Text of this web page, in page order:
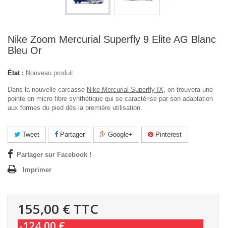
Nike Zoom Mercurial Superfly 9 Elite AG Blanc
Bleu Or
État : Nouveau produit
Dans la nouvelle carcasse Nike Mercurial Superfly IX, on trouvera une
pointe en micro fibre synthétique qui se caractérise par son adaptation
aux formes du pied dès la première utilisation.
Tweet Partager Google+ Pinterest
Partager sur Facebook !
Imprimer
155,00 € TTC